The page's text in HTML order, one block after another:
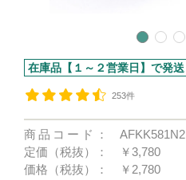
在庫品【１～２営業日】で発送
253件
商品コード：
AFKK581N2
定価（税抜）：
￥3,780
価格（税抜）：
￥2,780